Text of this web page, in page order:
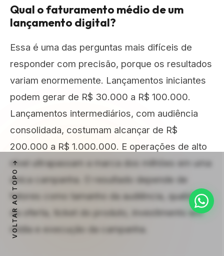
VOLTAR AO TOPO
Qual o faturamento médio de um
lançamento digital?
Essa é uma das perguntas mais difíceis de
responder com precisão, porque os resultados
variam enormemente. Lançamentos iniciantes
podem gerar de R$ 30.000 a R$ 100.000.
Lançamentos intermediários, com audiência
consolidada, costumam alcançar de R$
200.000 a R$ 1.000.000. E operações de alto
nível ultrapassam a marca dos milhões em uma
única campanha. O resultado depende de
fatores como tamanho da audiência, qualidade
da oferta, ticket do produto, investimento em
mídia e execução da campanha.